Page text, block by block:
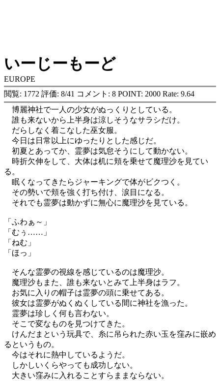
いーじーもーど
EUROPE
閲覧: 1772 評価: 8/41 コメント: 8 POINT: 2000 Rate: 9.64
博麗神社で一人の少女がぬっくりとしている。
誰も来ないから上半身は涼しそうなサラシだけ。
だらしなく着こなした巫女服。
今日は日常以上にゆったりとした感じだ。
初夏とあってか、霊夢は気怠そうにして動かない。
時折欠伸をして、大体は机に頬を乗せて魔理沙を見てい
る。
眠くなってきたらジャーキングで体がビクつく。
その勢いで頬を強く打ち付け、涙目になる。
それでも霊夢は動かずに無心に魔理沙を見ている。
「ふわぁ～」
「むぅ……」
「ねむ」
「ほっ」
そんな霊夢の視線を感じているのは魔理沙。
魔理沙もまた、誰も来ないとみて上半身はラフ。
お気に入りの帽子は霊夢の頭に乗せてある。
彼女は霊夢がぬくぬくしている間に神社を漁った。
霊夢は珍しく何も言わない。
そこで変なものを見つけてきた。
けんだまという玩具で、糸に吊られた赤い玉を窪みに嵌め
るというもの。
今はそれに熱中しているようだ。
しかしいくらやっても成功しない。
大きい窪みに入れることすらままならない。